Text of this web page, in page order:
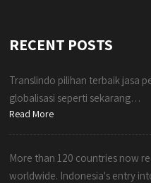
RECENT POSTS
Translindo pilihan terbaik jasa
globalisasi seperti sekarang…
Read More
More than 120 countries now
worldwide. Indonesia's entry